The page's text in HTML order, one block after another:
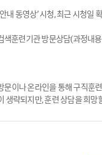
동영상’ 시청, 최근 시청일
훈련기관 방문상담(과정내
이나 온라인을 통해 구직훈
생략되지만, 훈련 상담을 희망